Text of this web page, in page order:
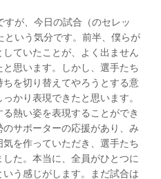
ッカースクール
ポーツクラブ
が、今日の試合（のセレッ
という気分です。前半、僕らが
ていたことが、よく出ません
思います。しかし、選手たち
を切り替えてやろうとする意
かり表現できたと思います。
熱い姿を表現することができ
サポーターの応援があり、み
を作っていただき、選手たち
た。本当に、全員がひとつに
う感じがします。まだ試合は